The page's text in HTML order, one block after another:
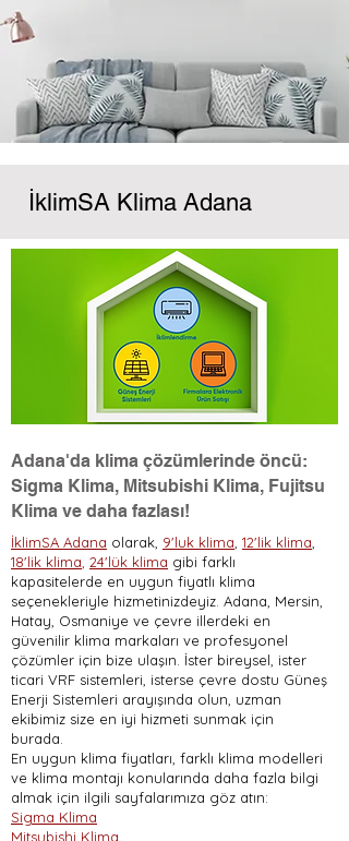
İklimSA Klima Adana
Adana'da klima çözümlerinde öncü:
Sigma Klima, Mitsubishi Klima, Fujitsu
Klima ve daha fazlası!
İklimSA Adana olarak, 9'luk klima 12'lik klima
18'lik klima 24'lük klima gibi farklı
kapasitelerde en uygun fiyatlı klima
seçenekleriyle hizmetinizdeyiz. Adana, Mersin,
Hatay, Osmaniye ve çevre illerdeki en
güvenilir klima markaları ve profesyonel
çözümler için bize ulaşın. İster bireysel, ister
ticari VRF sistemleri, isterse çevre dostu Güneş
Enerji Sistemleri arayışında olun, uzman
ekibimiz size en iyi hizmeti sunmak için
burada.
En uygun klima fiyatları, farklı klima modelleri
ve klima montajı konularında daha fazla bilgi
almak için ilgili sayfalarımıza göz atın:
Sigma Klima
Mitsubishi Klima